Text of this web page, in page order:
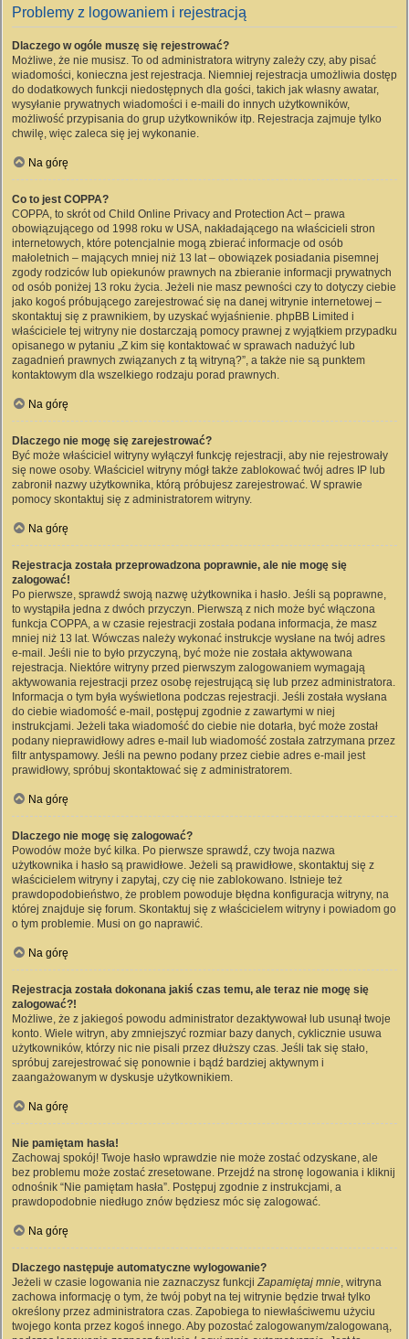
Problemy z logowaniem i rejestracją
Dlaczego w ogóle muszę się rejestrować?
Możliwe, że nie musisz. To od administratora witryny zależy czy, aby pisać
wiadomości, konieczna jest rejestracja. Niemniej rejestracja umożliwia dostęp
do dodatkowych funkcji niedostępnych dla gości, takich jak własny awatar,
wysyłanie prywatnych wiadomości i e-maili do innych użytkowników,
możliwość przypisania do grup użytkowników itp. Rejestracja zajmuje tylko
chwilę, więc zaleca się jej wykonanie.
Na górę
Co to jest COPPA?
COPPA, to skrót od Child Online Privacy and Protection Act – prawa
obowiązującego od 1998 roku w USA, nakładającego na właścicieli stron
internetowych, które potencjalnie mogą zbierać informacje od osób
małoletnich – mających mniej niż 13 lat – obowiązek posiadania pisemnej
zgody rodziców lub opiekunów prawnych na zbieranie informacji prywatnych
od osób poniżej 13 roku życia. Jeżeli nie masz pewności czy to dotyczy ciebie
jako kogoś próbującego zarejestrować się na danej witrynie internetowej –
skontaktuj się z prawnikiem, by uzyskać wyjaśnienie. phpBB Limited i
właściciele tej witryny nie dostarczają pomocy prawnej z wyjątkiem przypadku
opisanego w pytaniu „Z kim się kontaktować w sprawach nadużyć lub
zagadnień prawnych związanych z tą witryną?”, a także nie są punktem
kontaktowym dla wszelkiego rodzaju porad prawnych.
Na górę
Dlaczego nie mogę się zarejestrować?
Być może właściciel witryny wyłączył funkcję rejestracji, aby nie rejestrowały
się nowe osoby. Właściciel witryny mógł także zablokować twój adres IP lub
zabronił nazwy użytkownika, którą próbujesz zarejestrować. W sprawie
pomocy skontaktuj się z administratorem witryny.
Na górę
Rejestracja została przeprowadzona poprawnie, ale nie mogę się
zalogować!
Po pierwsze, sprawdź swoją nazwę użytkownika i hasło. Jeśli są poprawne,
to wystąpiła jedna z dwóch przyczyn. Pierwszą z nich może być włączona
funkcja COPPA, a w czasie rejestracji została podana informacja, że masz
mniej niż 13 lat. Wówczas należy wykonać instrukcje wysłane na twój adres
e-mail. Jeśli nie to było przyczyną, być może nie została aktywowana
rejestracja. Niektóre witryny przed pierwszym zalogowaniem wymagają
aktywowania rejestracji przez osobę rejestrującą się lub przez administratora.
Informacja o tym była wyświetlona podczas rejestracji. Jeśli została wysłana
do ciebie wiadomość e-mail, postępuj zgodnie z zawartymi w niej
instrukcjami. Jeżeli taka wiadomość do ciebie nie dotarła, być może został
podany nieprawidłowy adres e-mail lub wiadomość została zatrzymana przez
filtr antyspamowy. Jeśli na pewno podany przez ciebie adres e-mail jest
prawidłowy, spróbuj skontaktować się z administratorem.
Na górę
Dlaczego nie mogę się zalogować?
Powodów może być kilka. Po pierwsze sprawdź, czy twoja nazwa
użytkownika i hasło są prawidłowe. Jeżeli są prawidłowe, skontaktuj się z
właścicielem witryny i zapytaj, czy cię nie zablokowano. Istnieje też
prawdopodobieństwo, że problem powoduje błędna konfiguracja witryny, na
której znajduje się forum. Skontaktuj się z właścicielem witryny i powiadom go
o tym problemie. Musi on go naprawić.
Na górę
Rejestracja została dokonana jakiś czas temu, ale teraz nie mogę się
zalogować?!
Możliwe, że z jakiegoś powodu administrator dezaktywował lub usunął twoje
konto. Wiele witryn, aby zmniejszyć rozmiar bazy danych, cyklicznie usuwa
użytkowników, którzy nic nie pisali przez dłuższy czas. Jeśli tak się stało,
spróbuj zarejestrować się ponownie i bądź bardziej aktywnym i
zaangażowanym w dyskusje użytkownikiem.
Na górę
Nie pamiętam hasła!
Zachowaj spokój! Twoje hasło wprawdzie nie może zostać odzyskane, ale
bez problemu może zostać zresetowane. Przejdź na stronę logowania i kliknij
odnośnik “Nie pamiętam hasła”. Postępuj zgodnie z instrukcjami, a
prawdopodobnie niedługo znów będziesz móc się zalogować.
Na górę
Dlaczego następuje automatyczne wylogowanie?
Jeżeli w czasie logowania nie zaznaczysz funkcjiZapamiętaj mnie, witryna
zachowa informację o tym, że twój pobyt na tej witrynie będzie trwał tylko
określony przez administratora czas. Zapobiega to niewłaściwemu użyciu
twojego konta przez kogoś innego. Aby pozostać zalogowanym/zalogowaną,